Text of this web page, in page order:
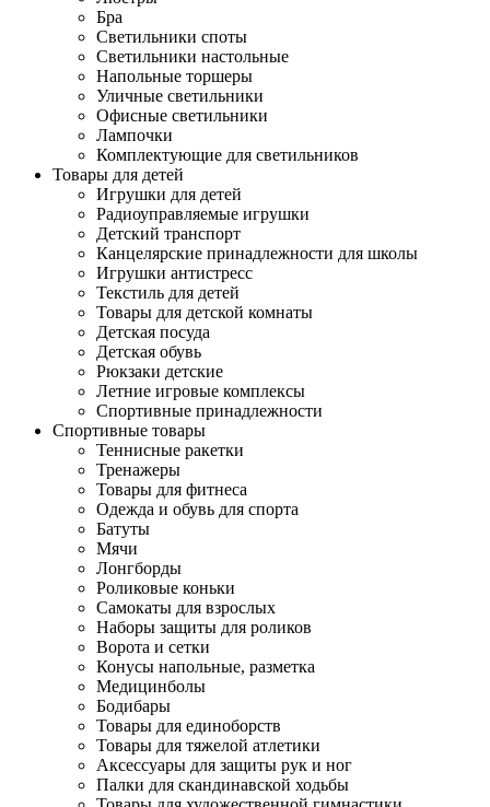
Бра
Светильники споты
Светильники настольные
Напольные торшеры
Уличные светильники
Офисные светильники
Лампочки
Комплектующие для светильников
Товары для детей
Игрушки для детей
Радиоуправляемые игрушки
Детский транспорт
Канцелярские принадлежности для школы
Игрушки антистресс
Текстиль для детей
Товары для детской комнаты
Детская посуда
Детская обувь
Рюкзаки детские
Летние игровые комплексы
Спортивные принадлежности
Спортивные товары
Теннисные ракетки
Тренажеры
Товары для фитнеса
Одежда и обувь для спорта
Батуты
Мячи
Лонгборды
Роликовые коньки
Самокаты для взрослых
Наборы защиты для роликов
Ворота и сетки
Конусы напольные, разметка
Медицинболы
Бодибары
Товары для единоборств
Товары для тяжелой атлетики
Аксессуары для защиты рук и ног
Палки для скандинавской ходьбы